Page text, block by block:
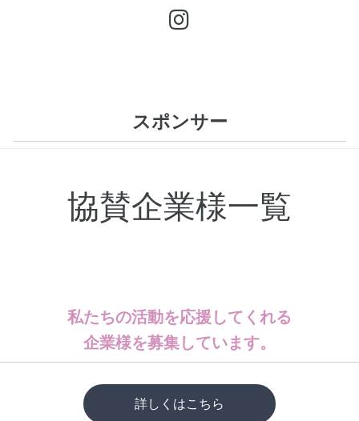
スポンサー
協賛企業様一覧
私たちの活動を応援してくれる
企業様を募集しています。
詳しくはこちら